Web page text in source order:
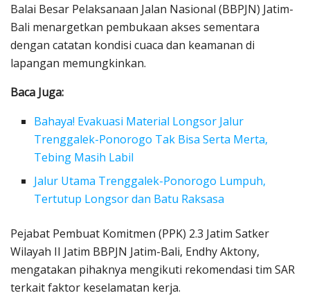
Balai Besar Pelaksanaan Jalan Nasional (BBPJN) Jatim-
Bali menargetkan pembukaan akses sementara
dengan catatan kondisi cuaca dan keamanan di
lapangan memungkinkan.
Baca Juga:
Bahaya! Evakuasi Material Longsor Jalur
Trenggalek-Ponorogo Tak Bisa Serta Merta,
Tebing Masih Labil
Jalur Utama Trenggalek-Ponorogo Lumpuh,
Tertutup Longsor dan Batu Raksasa
Pejabat Pembuat Komitmen (PPK) 2.3 Jatim Satker
Wilayah II Jatim BBPJN Jatim-Bali, Endhy Aktony,
mengatakan pihaknya mengikuti rekomendasi tim SAR
terkait faktor keselamatan kerja.